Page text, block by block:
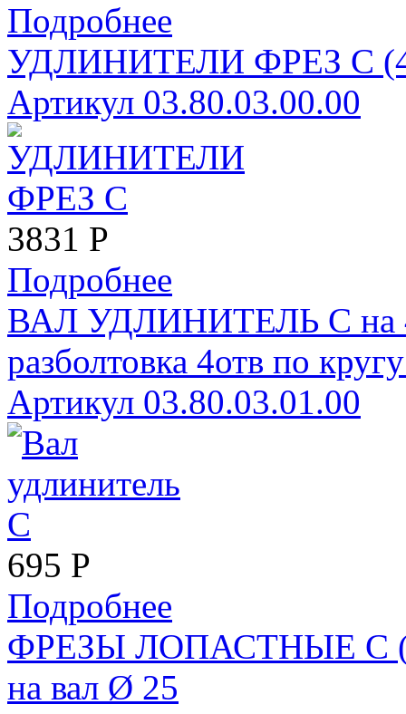
Подробнее
УДЛИНИТЕЛИ ФРЕЗ С (4
Артикул 03.80.03.00.00
3831 Р
Подробнее
ВАЛ УДЛИНИТЕЛЬ С на 4
разболтовка 4отв по
Артикул 03.80.03.01.00
695 Р
Подробнее
ФРЕЗЫ ЛОПАСТНЫЕ С
на вал Ø 25